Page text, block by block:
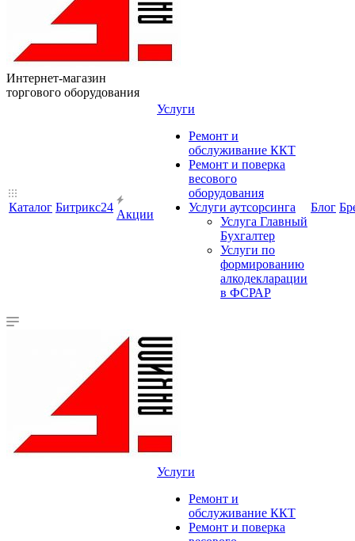
Интернет-магазин
торгового оборудования
Каталог Битрикс24
Акции
Услуги
Ремонт и
обслуживание ККТ
Ремонт и поверка
весового
оборудования
Услуги аутсорсинга
Услуга Главный
Бухгалтер
Услуги по
формированию
алкодекларации
в ФСРАР
Блог
Услуги
Ремонт и
обслуживание ККТ
Ремонт и поверка